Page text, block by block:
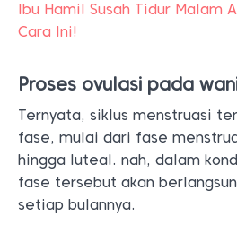
Ibu Hamil Susah Tidur Malam
Cara Ini!
Proses ovulasi pada
Ternyata, siklus menstruasi
fase, mulai dari fase
hingga luteal. nah, dalam
fase tersebut akan
setiap bulannya.